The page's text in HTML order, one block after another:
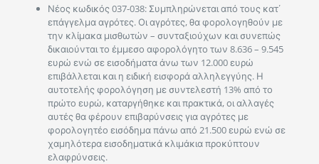
Νέος κωδικός 037-038: Συμπληρώνεται από τους κατ΄
επάγγελμα αγρότες. Οι αγρότες, θα φορολογηθούν με
την κλίμακα μισθωτών – συνταξιούχων και συνεπώς
δικαιούνται το έμμεσο αφορολόγητο των 8.636 – 9.545
ευρώ ενώ σε εισοδήματα άνω των 12.000 ευρώ
επιβάλλεται και η ειδική εισφορά αλληλεγγύης. Η
αυτοτελής φορολόγηση με συντελεστή 13% από το
πρώτο ευρώ, καταργήθηκε και πρακτικά, οι αλλαγές
αυτές θα φέρουν επιβαρύνσεις για αγρότες με
φορολογητέο εισόδημα πάνω από 21.500 ευρώ ενώ σε
χαμηλότερα εισοδηματικά κλιμάκια προκύπτουν
ελαφρύνσεις.